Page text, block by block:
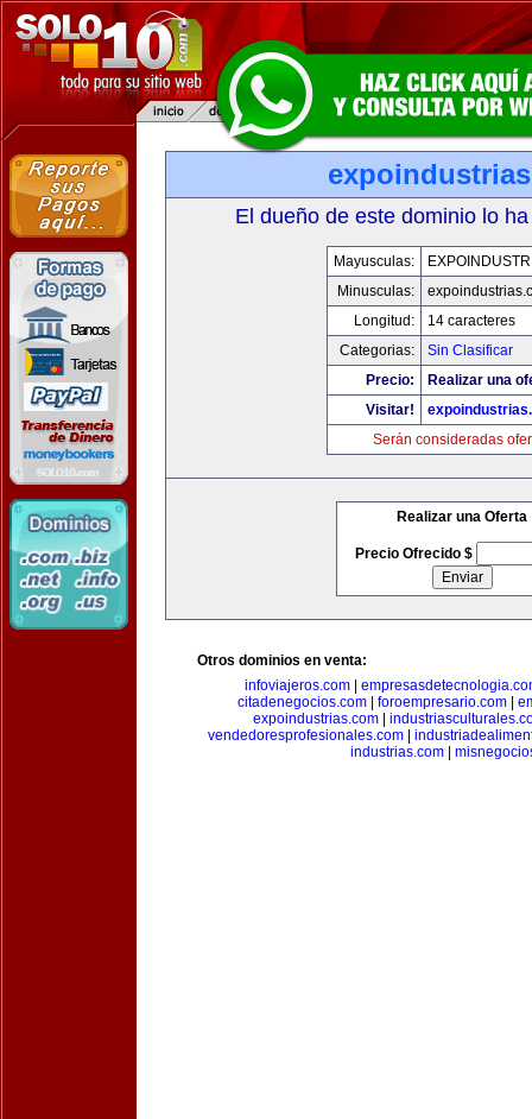
El dueño de este dominio lo
Mayusculas:
Minusculas:
Longitud:
14 caracteres
Categorias:
Sin Clasificar
Precio:
Realizar una
Visitar!
Serán consideradas
Realizar una Oferta
Precio Ofrecido $
Otros dominios en venta:
infoviajeros.com
citadenegocios.com
foroempresario.com
expoindustrias.com
vendedoresprofesionales.com|
industrias.com|